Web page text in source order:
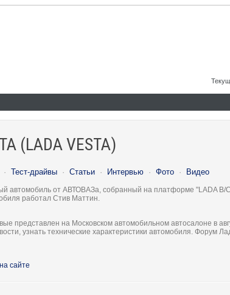
(LADA VESTA)
· Тест-драйвы · Статьи · Интервью · Фото · Видео
автомобиль от АВТОВАЗа, собранный на платформе "LADA B/
работал Стив Маттин.
представлен на Московском автомобильном автосалоне в
узнать технические характеристики автомобиля.
сайте